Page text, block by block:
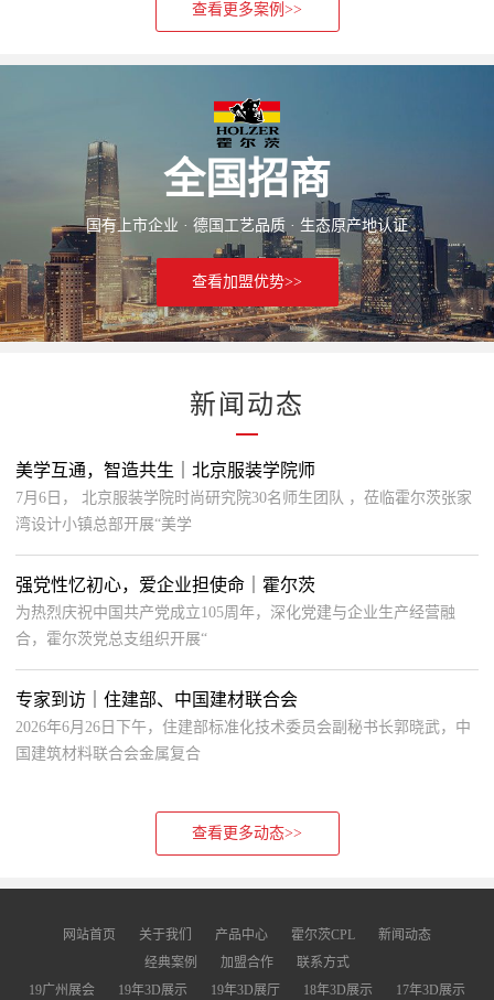
查看更多案例>>
全国招商
国有上市企业 · 德国工艺品质 · 生态原产地认证
查看加盟优势>>
新闻动态
美学互通，智造共生｜北京服装学院师
7月6日， 北京服装学院时尚研究院30名师生团队 ，莅临霍尔茨张家
湾设计小镇总部开展“美学
强党性忆初心，爱企业担使命｜霍尔茨
为热烈庆祝中国共产党成立105周年，深化党建与企业生产经营融
合，霍尔茨党总支组织开展“
专家到访｜住建部、中国建材联合会
2026年6月26日下午，住建部标准化技术委员会副秘书长郭晓武，中
国建筑材料联合会金属复合
查看更多动态>>
网站首页 关于我们 产品中心 霍尔茨CPL
新闻动态
经典案例
加盟合作
联系方式
19广州展会
19年3D展示 19年3D展厅 18年3D展示 17年3D展示